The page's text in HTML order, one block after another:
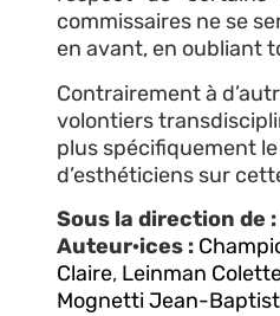
commissaires ne se
en avant, en oubliant
Contrairement à
volontiers
plus spécifiquement
d’esthéticiens sur
Sous la direction de :
Auteur·ices :
Claire, Leinman
Mognetti Jean-